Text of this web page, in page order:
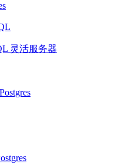
灵活服务器